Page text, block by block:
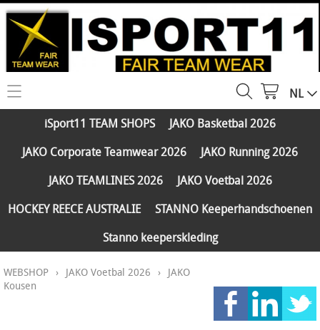
HOME
WEBSHOP
JAKO Running 2026
JAKO TEAMLINES 2026
PARTNERS
Klantengroepen
CONTACT
NL
iSport11 TEAM SHOPS
JAKO Basketbal 2026
JAKO Corporate Teamwear 2026
JAKO Running 2026
JAKO TEAMLINES 2026
JAKO Voetbal 2026
HOCKEY REECE AUSTRALIE
STANNO Keeperhandschoenen
Stanno keeperskleding
WEBSHOP › JAKO Voetbal 2026 › JAKO
Kousen